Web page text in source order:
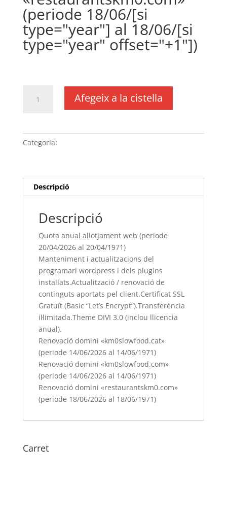
(periode 18/06/[si
type="year"] al 18/06/[si
type="year" offset="+1"])
allotjament
type="year"]
al
type="year"
offset="+1"])
Manteniment
programari
wordpress
plugins
instal·lats.Actualització
renovació
continguts
aportats
pel
Gratuït
Afegeix a la cistella
Categoria:
Descripció
Descripció
Quota anual allotjament web (periode
20/04/2026 al 20/04/1971)
Manteniment i actualitzacions del
programari wordpress i dels plugins
instal·lats.Actualització / renovació de
continguts aportats pel client.Certificat SSL
Gratuït (Basic “Let’s Encrypt”).Transferència
il·limitada.Theme DIVI 3.0 (inclou llicencia
anual).
Renovació domini «km0slowfood.cat»
(periode 14/06/2026 al 14/06/1971)
Renovació domini «km0slowfood.com»
(periode 14/06/2026 al 14/06/1971)
Renovació domini «restaurantskm0.com»
(periode 18/06/2026 al 18/06/1971)
Carret